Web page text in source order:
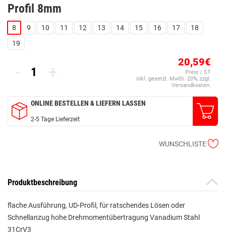
Profil 8mm
8 9 10 11 12 13 14 15 16 17
18
19
- + 20,59€
Preis / ST
inkl. gesetzl. MwSt. 20%, zzgl.
Versandkosten.
ONLINE BESTELLEN & LIEFERN LASSEN
2-5 Tage Lieferzeit
WUNSCHLISTE
Produktbeschreibung
flache Ausführung, UD-Profil, für ratschendes Lösen oder
Schnellanzug hohe Drehmomentübertragung Vanadium Stahl
31CrV3